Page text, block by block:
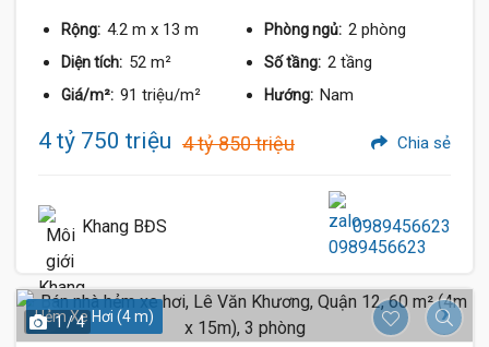
Rộng: 4.2 m x 13 m Phòng ngủ: 2 phòng
Diện tích: 52 m² Số tầng: 2 tầng
Giá/m²: 91 triệu/m² Hướng: Nam
4 tỷ 750 triệu 4 tỷ 850 triệu Chia sẻ
Khang BĐS 0989456623
Hẻm Xe Hơi (4 m)
1 / 4